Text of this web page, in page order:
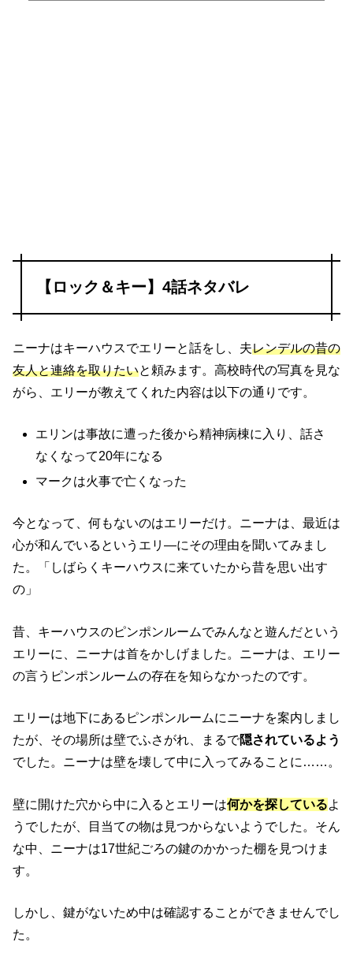
【ロック＆キー】4話ネタバレ
ニーナはキーハウスでエリーと話をし、夫レンデルの昔の
友人と連絡を取りたいと頼みます。高校時代の写真を見な
がら、エリーが教えてくれた内容は以下の通りです。
エリンは事故に遭った後から精神病棟に入り、話さ
なくなって20年になる
マークは火事で亡くなった
今となって、何もないのはエリーだけ。ニーナは、最近は
心が和んでいるというエリ―にその理由を聞いてみまし
た。「しばらくキーハウスに来ていたから昔を思い出す
の」
昔、キーハウスのピンポンルームでみんなと遊んだという
エリーに、ニーナは首をかしげました。ニーナは、エリー
の言うピンポンルームの存在を知らなかったのです。
エリーは地下にあるピンポンルームにニーナを案内しまし
たが、その場所は壁でふさがれ、まるで隠されているよう
でした。ニーナは壁を壊して中に入ってみることに……。
壁に開けた穴から中に入るとエリーは何かを探しているよ
うでしたが、目当ての物は見つからないようでした。そん
な中、ニーナは17世紀ごろの鍵のかかった棚を見つけま
す。
しかし、鍵がないため中は確認することができませんでし
た。